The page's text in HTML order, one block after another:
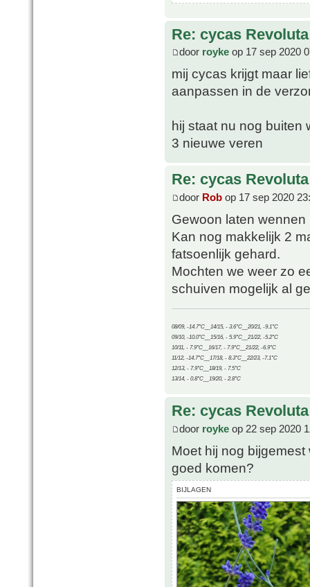
Re: cycas Revoluta
door royke op 17 sep 2020
mij cycas krijgt maar
aanpassen in de
hij staat nu nog
3 nieuwe veren
Re: cycas Revoluta
door Rob op 17 sep 2020
Gewoon laten wennen
Kan nog makkelijk 2
fatsoenlijk gehard.
Mochten we weer zo
schuiven mogelijk al
08/09, -14.7°C__14/15, - 3.6°C__20/21, -9.1°C
09/10, -10.0°C__15/16, - 5.9°C__21/22, -5.2°C
10/11, - 7.9°C__16/17, - 7.9°C__21/22, -6.9°C
11/12, -14.7°C__17/18, - 8.3°C__22/23, -7.1°C
12/13, - 7.9°C__18/19, - 7.5°C
13/14, - 0.8°C__19/20, - 2.8°C
Re: cycas Revoluta
door royke op 22 sep 2020
Moet hij nog
goed komen?
BIJLAGEN